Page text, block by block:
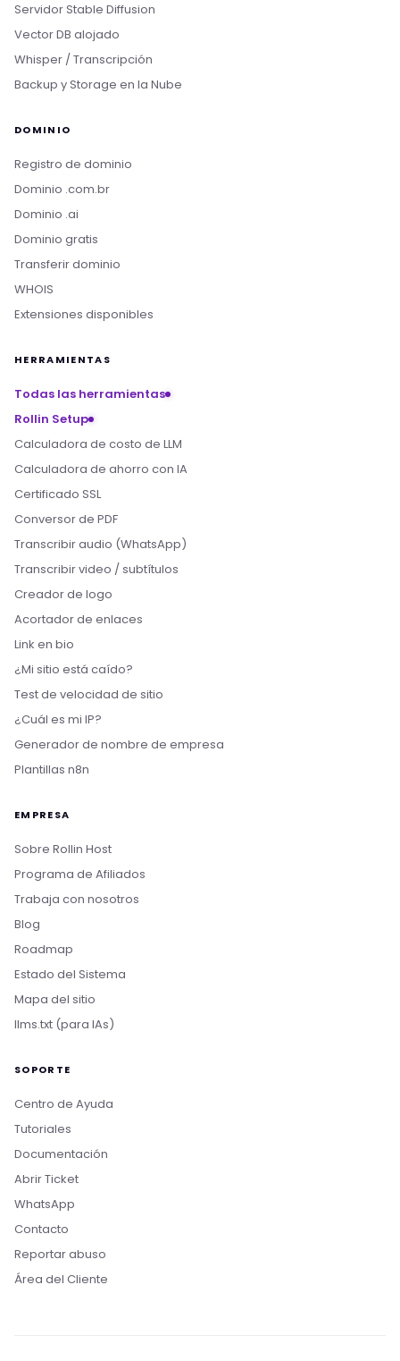
Servidor Stable Diffusion
Vector DB alojado
Whisper / Transcripción
Backup y Storage en la Nube
DOMINIO
Registro de dominio
Dominio .com.br
Dominio .ai
Dominio gratis
Transferir dominio
WHOIS
Extensiones disponibles
HERRAMIENTAS
Todas las herramientas
Rollin Setup
Calculadora de costo de LLM
Calculadora de ahorro con IA
Certificado SSL
Conversor de PDF
Transcribir audio (WhatsApp)
Transcribir video / subtítulos
Creador de logo
Acortador de enlaces
Link en bio
¿Mi sitio está caído?
Test de velocidad de sitio
¿Cuál es mi IP?
Generador de nombre de empresa
Plantillas n8n
EMPRESA
Sobre Rollin Host
Programa de Afiliados
Trabaja con nosotros
Blog
Roadmap
Estado del Sistema
Mapa del sitio
llms.txt (para IAs)
SOPORTE
Centro de Ayuda
Tutoriales
Documentación
Abrir Ticket
WhatsApp
Contacto
Reportar abuso
Área del Cliente
Boa tarde! Sou o Nikko, da Rollin Host. 👋